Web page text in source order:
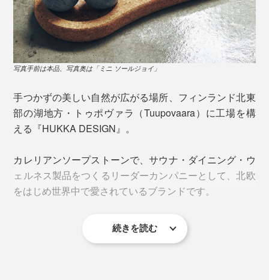
ってうっ血しやすい部位なので、ぜひ試してみてくださ
い。
お腹や足の付け根は、ベッドやソファで横になると温めやすいです
おけるマッサージボールです。
この“染み込まない”を体感したのが、熱湯に浸けた時。
にシュワ〜っと蒸発。すぐにサラサラな質感になったの
で、「本当に染み込まないんだ！」と不思議な感覚にな
写真手前は本品、写真奥は「ミニ ソールジョイ」
手つかずの美しい自然が広がる場所、フィンランド北東
部の湖地方・トゥポヴァラ（Tuupovaara）に工場を構
える『HUKKA DESIGN』。
カレリアンソープストーンで、サウナ・ダイニング・ウ
ェルネス製品をつくるリーダーカンパニーとして、北欧
をはじめ世界中で愛されているブランドです。
続きを読む